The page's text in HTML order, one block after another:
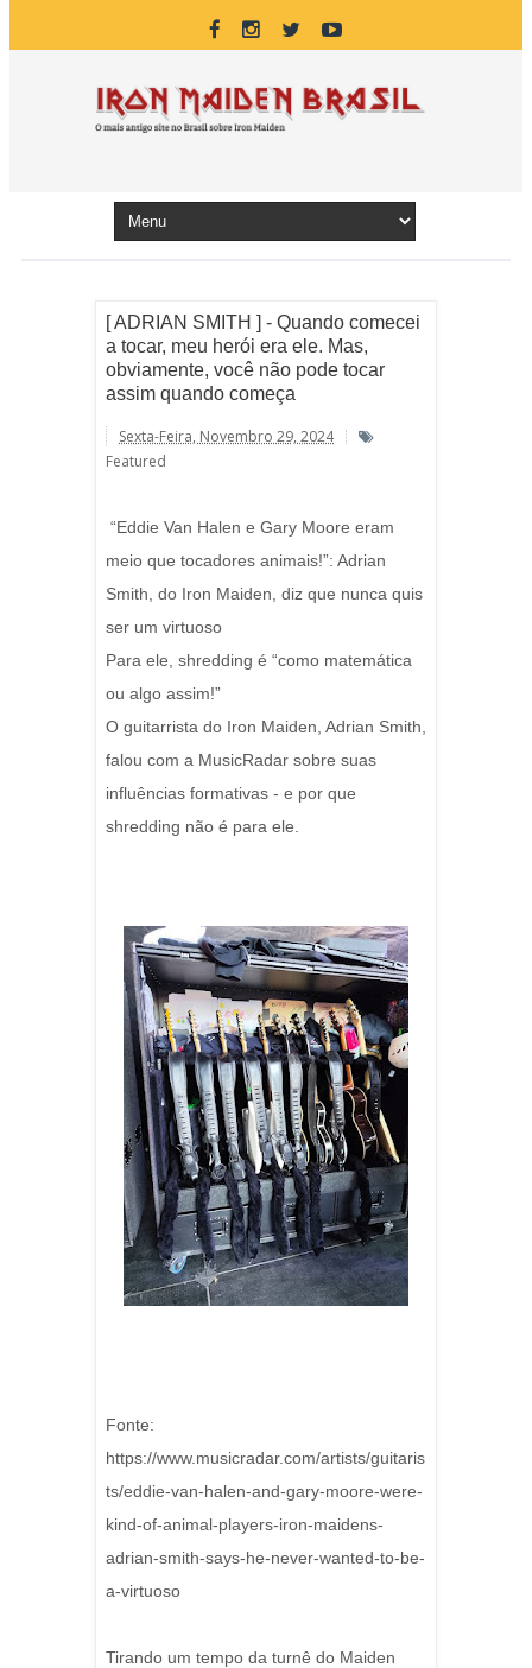
[ ADRIAN SMITH ] - Quando comecei
a tocar, meu herói era ele. Mas,
obviamente, você não pode tocar
assim quando começa
Sexta-Feira, Novembro 29, 2024
Featured
“Eddie Van Halen e Gary Moore eram
meio que tocadores animais!”: Adrian
Smith, do Iron Maiden, diz que nunca quis
ser um virtuoso
Para ele, shredding é “como matemática
ou algo assim!”
O guitarrista do Iron Maiden, Adrian Smith,
falou com a MusicRadar sobre suas
influências formativas - e por que
shredding não é para ele.
Fonte:
https://www.musicradar.com/artists/guitaris
ts/eddie-van-halen-and-gary-moore-were-
kind-of-animal-players-iron-maidens-
adrian-smith-says-he-never-wanted-to-be-
a-virtuoso
Tirando um tempo da turnê do Maiden